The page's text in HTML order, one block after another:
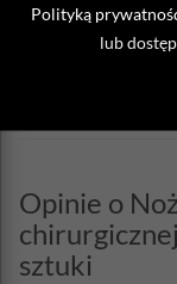
Polityką
lub
Global
689,00 zł
Opinie o
sztuki